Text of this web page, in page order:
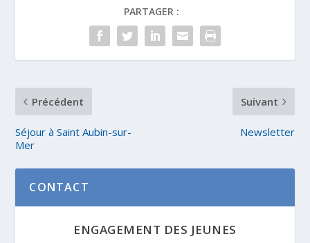
PARTAGER :
Précédent
Séjour à Saint Aubin-sur-
Mer
Suivant
Newsletter
CONTACT
ENGAGEMENT DES JEUNES